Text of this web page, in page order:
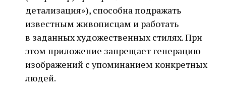
детализация»), способна подражать
известным живописцам и работать
в заданных художественных стилях. При
этом приложение запрещает генерацию
изображений с упоминанием конкретных
людей.